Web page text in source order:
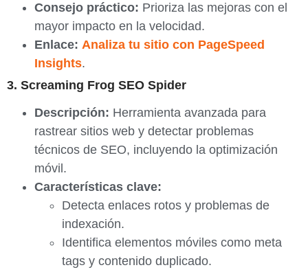
Consejo práctico: Prioriza las mejoras con el
mayor impacto en la velocidad.
Enlace: Analiza tu sitio con PageSpeed
Insights.
3. Screaming Frog SEO Spider
Descripción: Herramienta avanzada para
rastrear sitios web y detectar problemas
técnicos de SEO, incluyendo la optimización
móvil.
Características clave:
Detecta enlaces rotos y problemas de
indexación.
Identifica elementos móviles como meta
tags y contenido duplicado.